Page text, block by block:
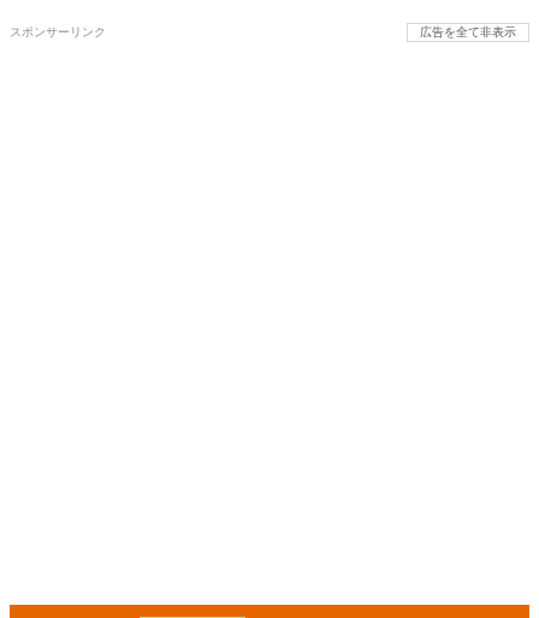
スポンサーリンク 広告を全て非表示